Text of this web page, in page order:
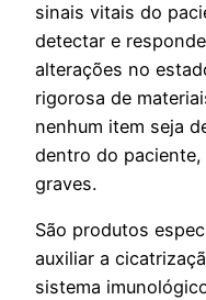
sinais vitais do
detectar e
alterações no
rigorosa de
nenhum item seja
dentro do
graves.
São produtos
auxiliar a
sistema